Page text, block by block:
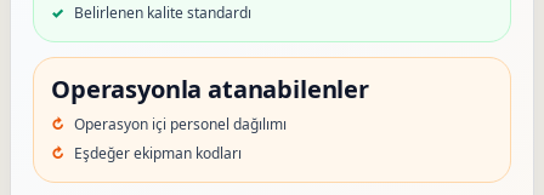
Belirlenen kalite standardı
Operasyonla atanabilenler
Operasyon içi personel dağılımı
Eşdeğer ekipman kodları